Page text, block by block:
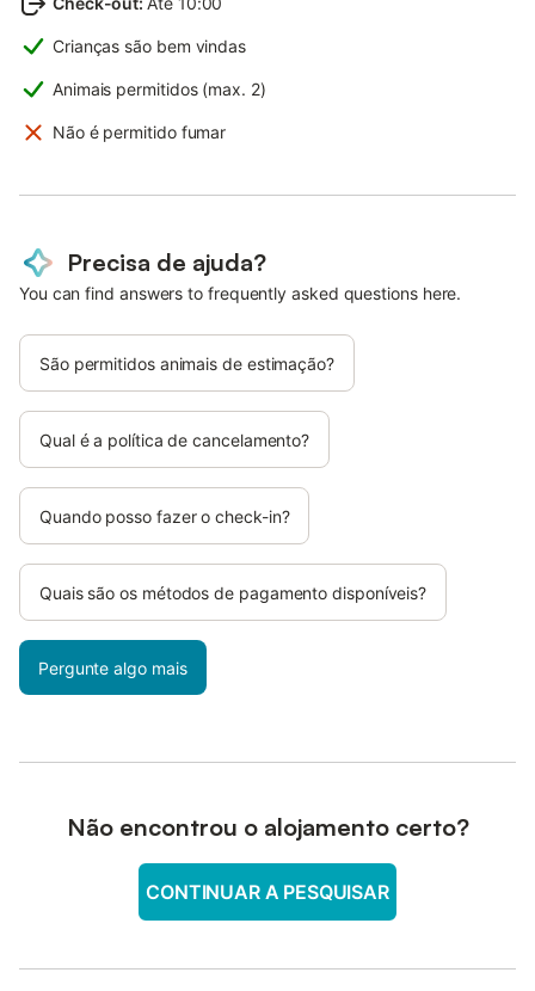
Crianças são bem vindas
Animais permitidos (max. 2)
Não é permitido fumar
Precisa de ajuda?
You can find answers to frequently asked questions here.
São permitidos animais de estimação?
Qual é a política de cancelamento?
Quando posso fazer o check-in?
Quais são os métodos de pagamento disponíveis?
Pergunte algo mais
Não encontrou o alojamento certo?
CONTINUAR A PESQUISAR